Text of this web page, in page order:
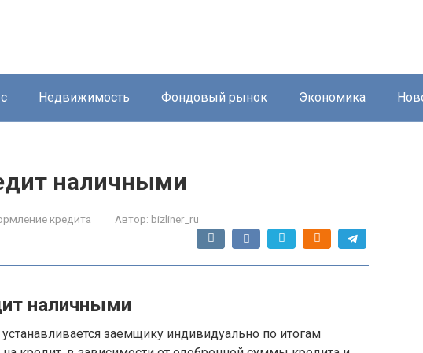
Недвижимость Фондовый рынок Экономика
наличными
кредита Автор: bizliner_ru
наличными
заемщику индивидуально по итогам